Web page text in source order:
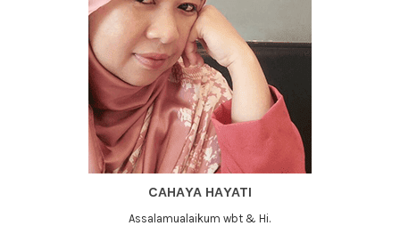
CAHAYA HAYATI
Assalamualaikum wbt & Hi.